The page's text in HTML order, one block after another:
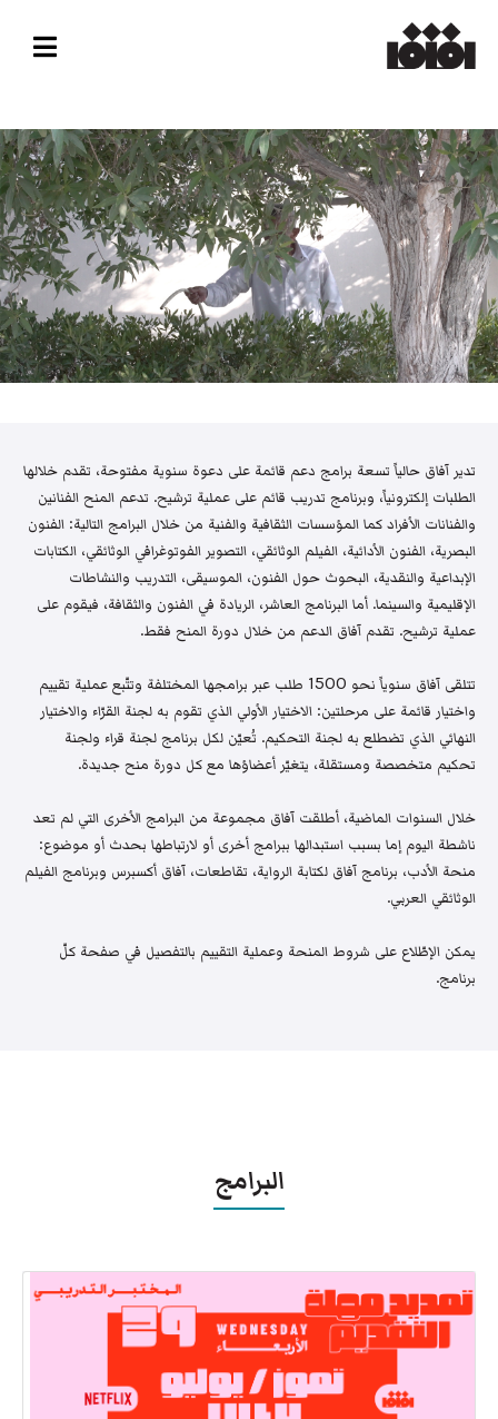
تدير آفاق حالياً تسعة برامج دعم قائمة على دعوة سنوية مفتوحة، تقدم خلالها
الطلبات إلكترونياً، وبرنامج تدريب قائم على عملية ترشيح. تدعم المنح الفنانين
والفنانات الأفراد كما المؤسسات الثقافية والفنية من خلال البرامج التالية: الفنون
البصرية، الفنون الأدائية، الفيلم الوثائقي، التصوير الفوتوغرافي الوثائقي، الكتابات
الإبداعية والنقدية، البحوث حول الفنون، الموسيقى، التدريب والنشاطات
الإقليمية والسينما. أما البرنامج العاشر، الريادة في الفنون والثقافة، فيقوم على
عملية ترشيح. تقدم آفاق الدعم من خلال دورة المنح فقط.
تتلقى آفاق سنوياً نحو 1500 طلب عبر برامجها المختلفة وتتّبع عملية تقييم
واختيار قائمة على مرحلتين: الاختيار الأولي الذي تقوم به لجنة القرّاء والاختيار
النهائي الذي تضطلع به لجنة التحكيم. تُعيّن لكل برنامج لجنة قراء ولجنة
تحكيم متخصصة ومستقلة، يتغيّر أعضاؤها مع كل دورة منح جديدة.
خلال السنوات الماضية، أطلقت آفاق مجموعة من البرامج الأخرى التي لم تعد
ناشطة اليوم إما بسبب استبدالها ببرامج أخرى أو لارتباطها بحدث أو موضوع:
منحة الأدب، برنامج آفاق لكتابة الرواية، تقاطعات، آفاق أكسبرس وبرنامج الفيلم
الوثائقي العربي.
يمكن الإطّلاع على شروط المنحة وعملية التقييم بالتفصيل في صفحة كلّ
برنامج.
البرامج